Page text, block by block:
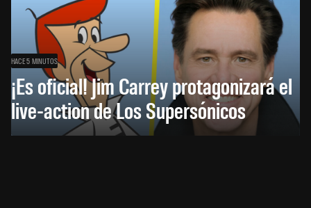
HACE 5 MINUTOS
¡Es oficial! Jim Carrey protagonizará el
live-action de Los Supersónicos